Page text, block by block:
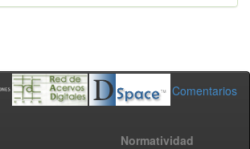
Comentarios
Normatividad